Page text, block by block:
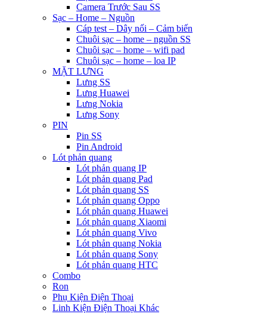
Camera Trước Sau SS
Sạc – Home – Nguồn
Cáp test – Dây nối – Cảm biến
Chuôi sạc – home – nguồn SS
Chuôi sạc – home – wifi pad
Chuôi sạc – home – loa IP
MẶT LƯNG
Lưng SS
Lưng Huawei
Lưng Nokia
Lưng Sony
PIN
Pin SS
Pin Android
Lót phản quang
Lót phản quang IP
Lót phản quang Pad
Lót phản quang SS
Lót phản quang Oppo
Lót phản quang Huawei
Lót phản quang Xiaomi
Lót phản quang Vivo
Lót phản quang Nokia
Lót phản quang Sony
Lót phản quang HTC
Combo
Ron
Phụ Kiện Điện Thoại
Linh Kiện Điện Thoại Khác